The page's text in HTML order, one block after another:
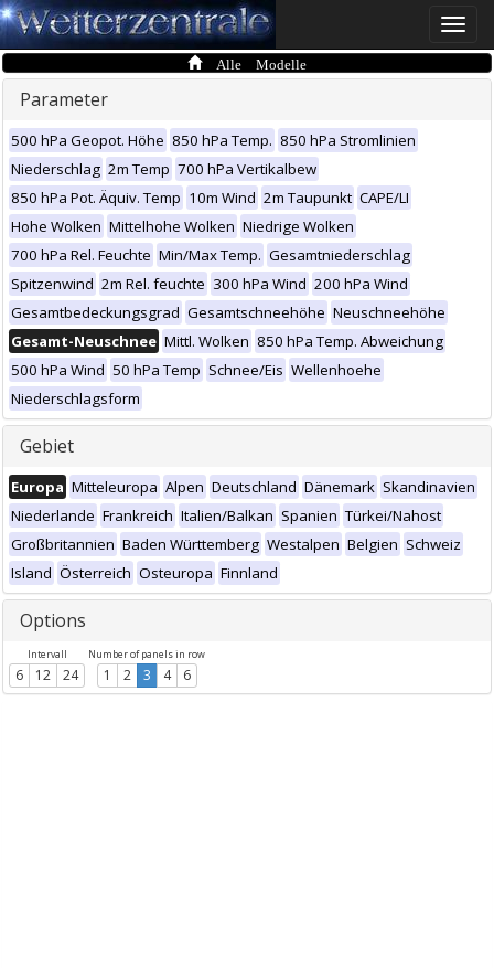
Toggle
Alle Modelle
Parameter
500 hPa Geopot. Höhe 850 hPa Temp. 850 hPa Stromlinien
Niederschlag 2m Temp 700 hPa Vertikalbew
850 hPa Pot. Äquiv. Temp 10m Wind 2m Taupunkt CAPE/LI
Hohe Wolken Mittelhohe Wolken Niedrige Wolken
700 hPa Rel. Feuchte Min/Max Temp. Gesamtniederschlag
Spitzenwind 2m Rel. feuchte 300 hPa Wind 200 hPa Wind
Gesamtbedeckungsgrad Gesamtschneehöhe Neuschneehöhe
Gesamt-Neuschnee Mittl. Wolken 850 hPa Temp. Abweichung
500 hPa Wind 50 hPa Temp Schnee/Eis Wellenhoehe
Niederschlagsform
Gebiet
Europa Mitteleuropa Alpen Deutschland Dänemark Skandinavien
Niederlande Frankreich Italien/Balkan Spanien Türkei/Nahost
Großbritannien Baden Württemberg Westalpen Belgien Schweiz
Island Österreich Osteuropa Finnland
Options
Intervall
6 12 24
Number of panels in row
1 2 3 4 6